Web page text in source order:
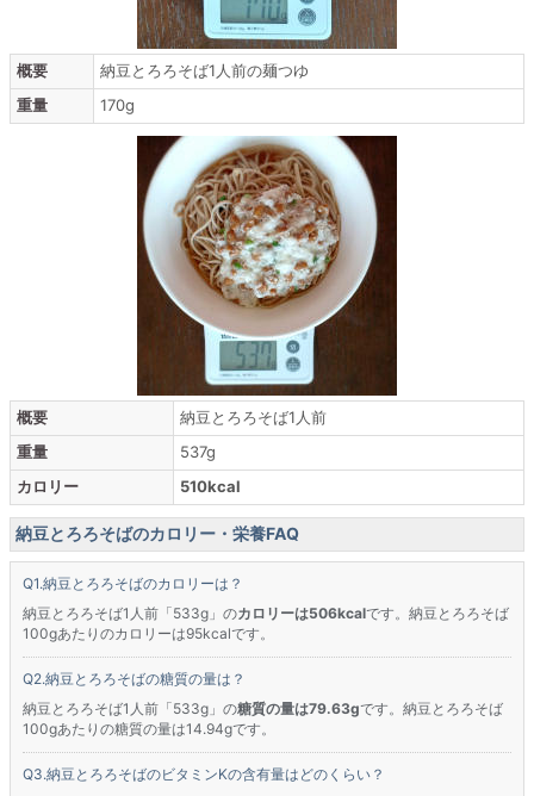
概要
納豆とろろそば1人前の麺つゆ
重量
170g
概要
納豆とろろそば1人前
重量
537g
カロリー
510kcal
納豆とろろそばのカロリー・栄養FAQ
納豆とろろそばのカロリーは？
納豆とろろそば1人前「533g」のカロリーは506kcalです。納豆とろろそば
100gあたりのカロリーは95kcalです。
納豆とろろそばの糖質の量は？
納豆とろろそば1人前「533g」の糖質の量は79.63gです。納豆とろろそば
100gあたりの糖質の量は14.94gです。
納豆とろろそばのビタミンKの含有量はどのくらい？